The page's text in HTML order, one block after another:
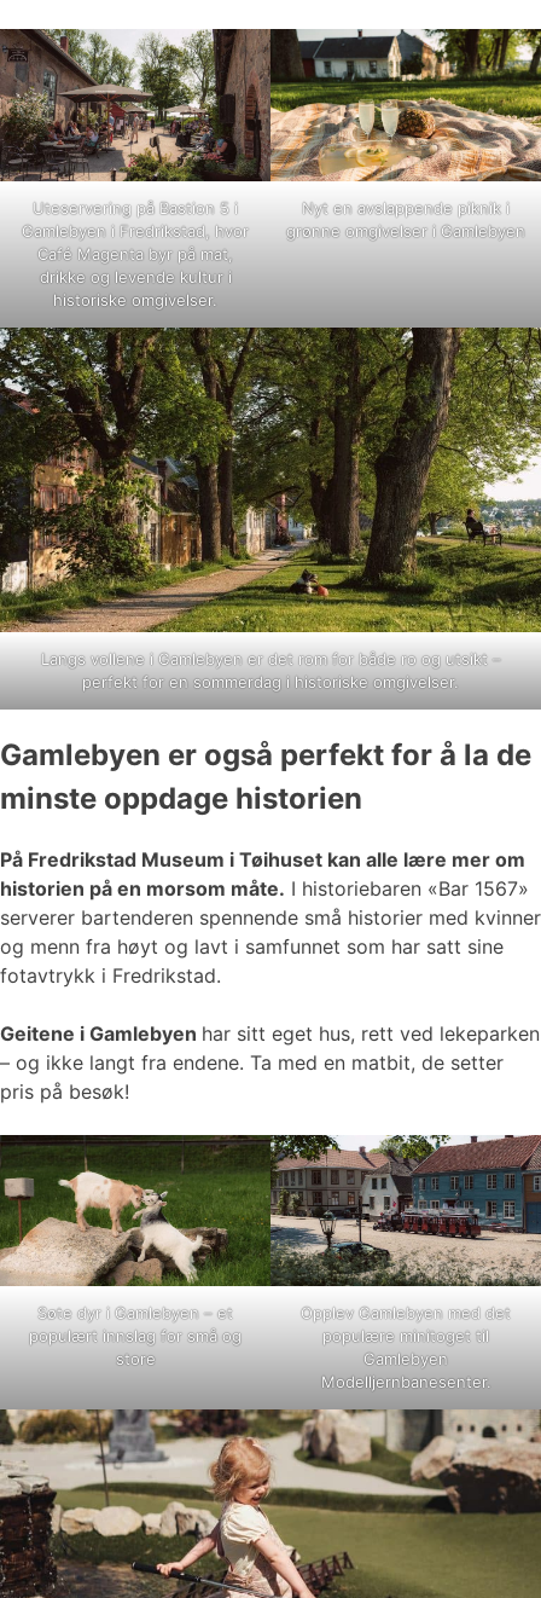
Uteservering på Bastion 5 i
Gamlebyen i Fredrikstad, hvor
Café Magenta byr på mat,
drikke og levende kultur i
historiske omgivelser.
Nyt en avslappende piknik i
grønne omgivelser i Gamlebyen
Langs vollene i Gamlebyen er det rom for både ro og utsikt –
perfekt for en sommerdag i historiske omgivelser.
Gamlebyen er også perfekt for å la de
minste oppdage historien
På Fredrikstad Museum i Tøihuset kan alle lære mer om
historien på en morsom måte. I historiebaren «Bar 1567»
serverer bartenderen spennende små historier med kvinner
og menn fra høyt og lavt i samfunnet som har satt sine
fotavtrykk i Fredrikstad.
Geitene i Gamlebyen har sitt eget hus, rett ved lekeparken
– og ikke langt fra endene. Ta med en matbit, de setter
pris på besøk!
Søte dyr i Gamlebyen – et
populært innslag for små og
store
Opplev Gamlebyen med det
populære minitoget til
Gamlebyen
Modelljernbanesenter.